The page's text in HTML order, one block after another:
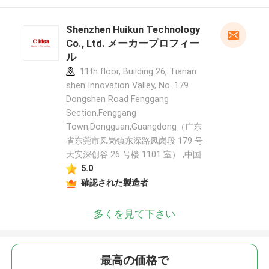
Shenzhen Huikun Technology
Co., Ltd. メーカープロフィー
ル
11th floor, Building 26, Tianan
shen Innovation Valley, No. 179
Dongshen Road Fenggang
Section,Fenggang
Town,Dongguan,Guangdong（广东
省东莞市凤岗镇东深路凤岗段 179 号
天安深创谷 26 号楼 1101 室） ,中国
5.0
確認された製造者
多くを見て下さい
最高の価格で